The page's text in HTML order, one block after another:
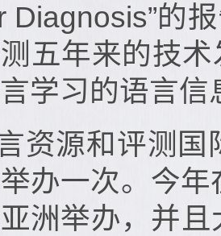
Diagnosis”的
五年来的技
学习的语言
资源和评测国
办一次。今
洲举办，并